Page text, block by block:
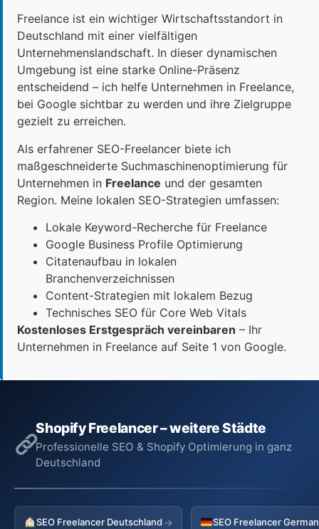
Freelance ist ein wichtiger Wirtschaftsstandort in
Deutschland mit einer vielfältigen
Unternehmenslandschaft. In dieser dynamischen
Umgebung ist eine starke Online-Präsenz
entscheidend – ich helfe Unternehmen in Freelance,
bei Google sichtbar zu werden und ihre Zielgruppe
gezielt zu erreichen.
Als erfahrener SEO-Freelancer biete ich
maßgeschneiderte Suchmaschinenoptimierung für
Unternehmen in Freelance und der gesamten
Region. Meine lokalen SEO-Strategien umfassen:
Lokale Keyword-Recherche für Freelance
Google Business Profile Optimierung
Citatenaufbau in lokalen
Branchenverzeichnissen
Content-Strategien mit lokalem Bezug
Technisches SEO für Core Web Vitals
Kostenloses Erstgespräch vereinbaren – Ihr
Unternehmen in Freelance auf Seite 1 von Google.
Shopify Freelancer – weitere Städte
Professionelle SEO & Shopify Optimierung in ganz
Deutschland
SEO Freelancer Deutschland→